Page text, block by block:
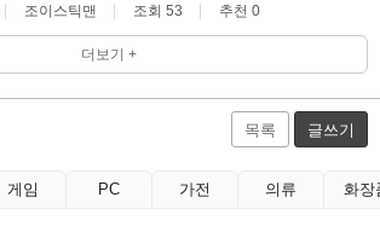
조이스틱맨 조회 53 추천 0
더보기 +
목록 글쓰기
게임 PC 가전 의류 화장